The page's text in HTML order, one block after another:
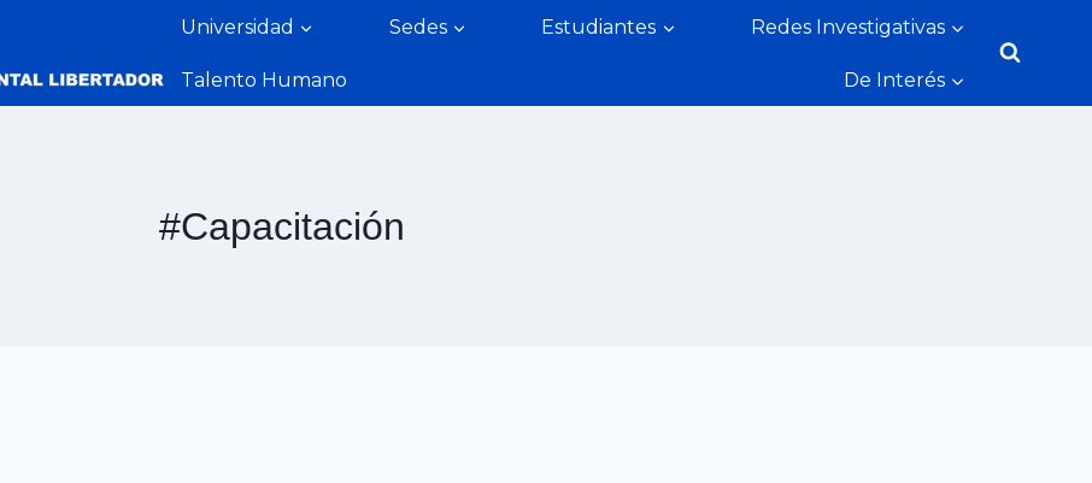
Universidad Sedes Estudiantes Redes Investigativas
Talento Humano De Interés
#Capacitación